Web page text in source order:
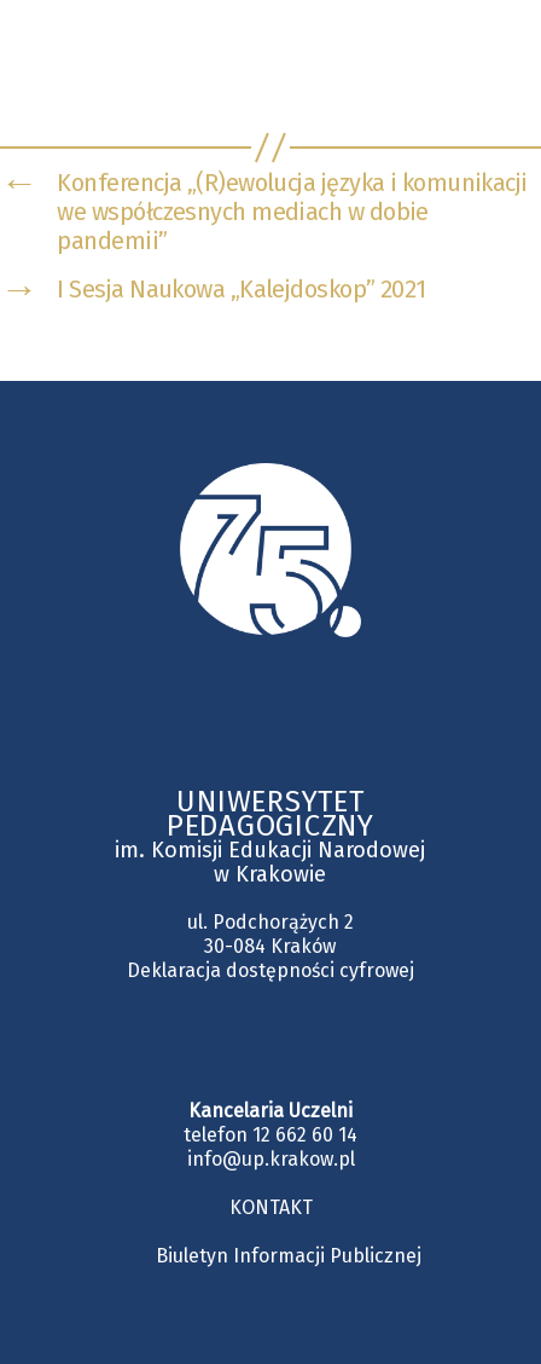
←
Konferencja „(R)ewolucja języka i komunikacji
we współczesnych mediach w dobie
pandemii”
→ I Sesja Naukowa „Kalejdoskop” 2021
UNIWERSYTET
PEDAGOGICZNY
im. Komisji Edukacji Narodowej
w Krakowie
ul. Podchorążych 2
30-084 Kraków
Deklaracja dostępności cyfrowej
Kancelaria Uczelni
telefon 12 662 60 14
info@up.krakow.pl
KONTAKT
Biuletyn Informacji Publicznej